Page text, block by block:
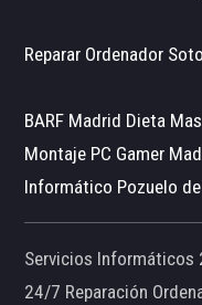
Reparar Ordenador
BARF Madrid Dieta
Montaje PC Gamer
Informático Pozuelo
Servicios Informáticos
24/7 Reparación